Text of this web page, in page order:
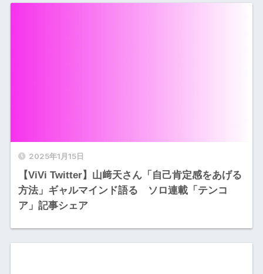
2025年1月15日
【ViVi Twitter】山﨑天さん「自己肯定感をあげる
方法」ギャルマインド語る ソロ連載「テンコ
ア」記事シェア